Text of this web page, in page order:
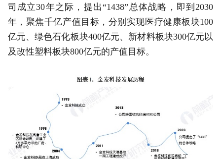
司成立30年之际，提出“1438”总体战略，即到2030
年，聚焦千亿产值目标，分别实现医疗健康板块100
亿元、绿色石化板块400亿元、新材料板块300亿元以
及改性塑料板块800亿元的产值目标。